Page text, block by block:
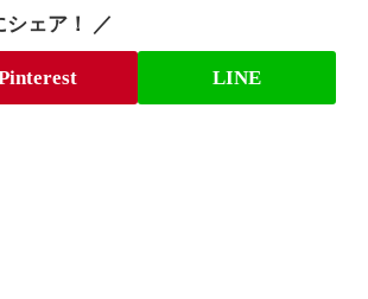
シェア！ ／
LINE